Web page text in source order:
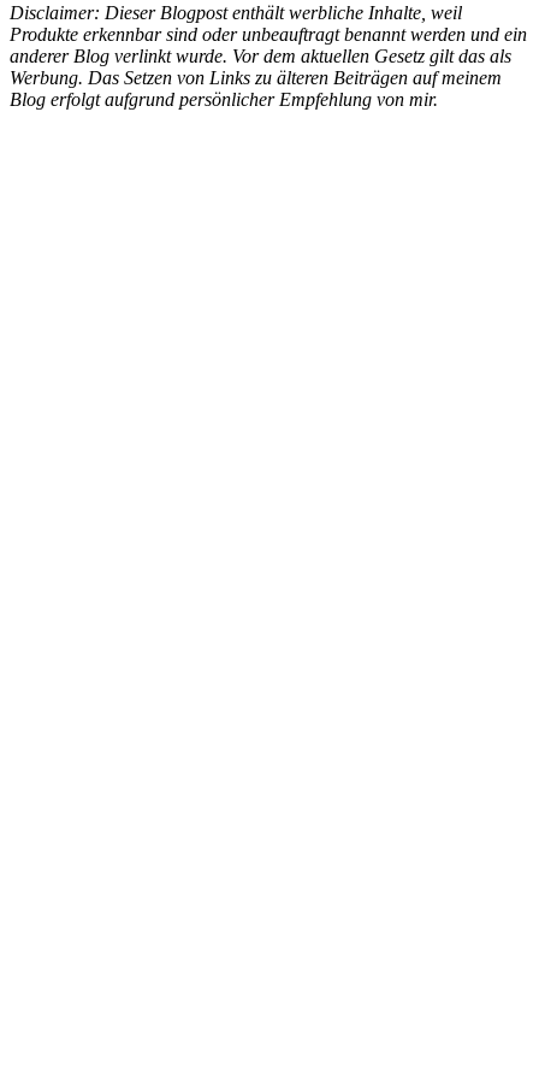
Disclaimer: Dieser Blogpost enthält werbliche Inhalte, weil
Produkte erkennbar sind oder unbeauftragt benannt werden und ein
anderer Blog verlinkt wurde. Vor dem aktuellen Gesetz gilt das als
Werbung. Das Setzen von Links zu älteren Beiträgen auf meinem
Blog erfolgt aufgrund persönlicher Empfehlung von mir.